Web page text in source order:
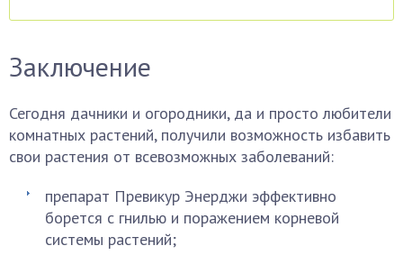
Заключение
Сегодня дачники и огородники, да и просто любители
комнатных растений, получили возможность избавить
свои растения от всевозможных заболеваний:
препарат Превикур Энерджи эффективно
борется с гнилью и поражением корневой
системы растений;